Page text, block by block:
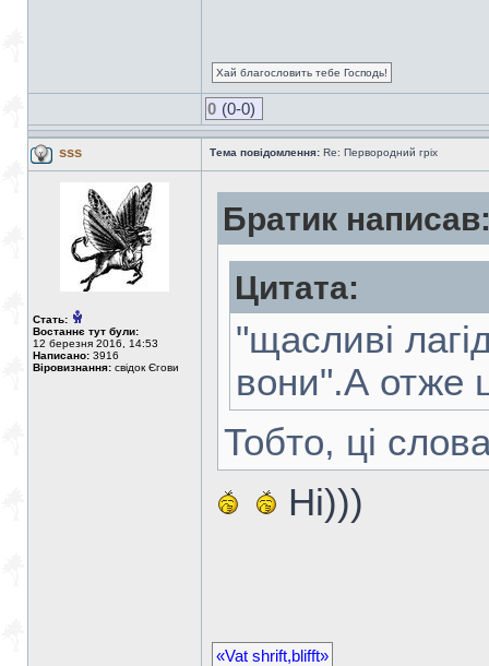
Хай благословить тебе Господь!
0 (0-0)
sss Тема повідомлення: Re: Первородний гріх
Стать:
Востаннє тут були:
12 березня 2016, 14:53
Написано: 3916
Віровизнання: свідок Єгови
Братик
Цитата:
"щасливі
вони".А отже
Тобто, ці
Ні)))
«Vat shrift,blifft»